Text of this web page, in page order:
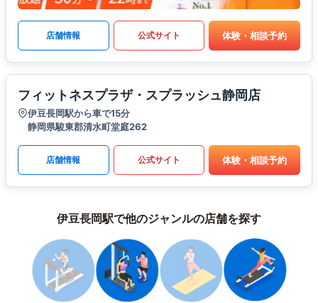
店舗情報 公式サイト 体験・相談予約
フィットネスプラザ・スプラッシュ静岡店
伊豆長岡駅から車で15分
静岡県駿東郡清水町堂庭262
店舗情報 公式サイト 体験・相談予約
伊豆長岡駅で他のジャンルの店舗を探す